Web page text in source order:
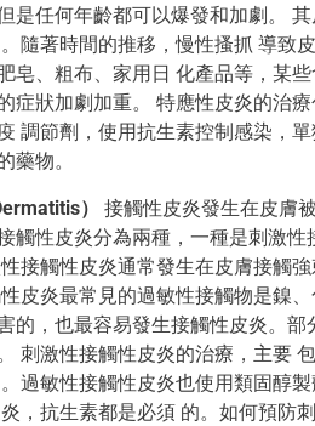
是任何年齡都可以爆發和加劇。
隨著時間的推移，慢性搔抓 導致
皂、粗布、家用日 化產品等，某
症狀加劇加重。 特應性皮炎的治
調節劑，使用抗生素控制感染，
藥物。
）
接觸性皮炎發生在皮膚
觸性皮炎分為兩種，一種是刺激性
接觸性皮炎通常發生在皮膚接觸
皮炎最常見的過敏性接觸物是鎳、
的，也最容易發生接觸性皮炎。部
刺激性接觸性皮炎的治療，主要
過敏性接觸性皮炎也使用類固醇
，抗生素都是必須 的。如何預防